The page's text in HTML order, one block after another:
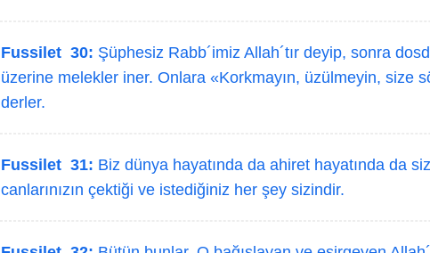
Fussilet 30: Şüphesiz Rabb´imiz Allah´tır deyip, sonra
üzerine melekler iner. Onlara «Korkmayın, üzülmeyin, size
derler.
Fussilet 31: Biz dünya hayatında da ahiret hayatında da
canlarınızın çektiği ve istediğiniz her şey sizindir.